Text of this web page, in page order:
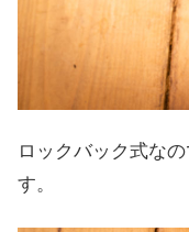
ロックバック式な
す。